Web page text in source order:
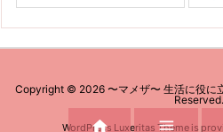
Copyright © 2026 〜マメザ〜 生活に役に
Reserved.
WordPress Luxeritas Theme is
 